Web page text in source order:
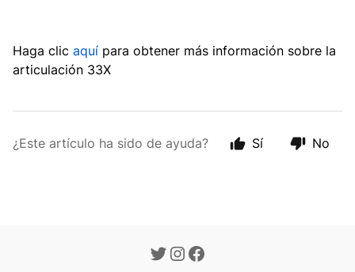
Haga clic aquí para obtener más información sobre la
articulación 33X
¿Este artículo ha sido de ayuda? Sí No